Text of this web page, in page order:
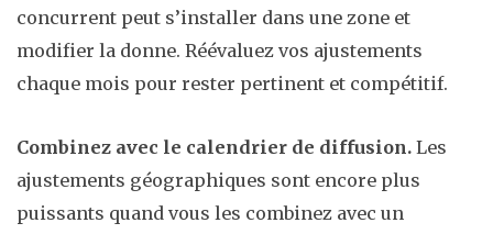
concurrent peut s’installer dans une zone et
modifier la donne. Réévaluez vos ajustements
chaque mois pour rester pertinent et compétitif.
Combinez avec le calendrier de diffusion. Les
ajustements géographiques sont encore plus
puissants quand vous les combinez avec un